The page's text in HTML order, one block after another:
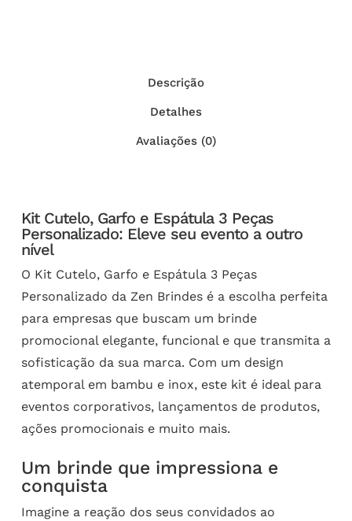
Descrição
Detalhes
Avaliações (0)
Kit Cutelo, Garfo e Espátula 3 Peças
Personalizado: Eleve seu evento a outro
nível
O Kit Cutelo, Garfo e Espátula 3 Peças
Personalizado da Zen Brindes é a escolha perfeita
para empresas que buscam um brinde
promocional elegante, funcional e que transmita a
sofisticação da sua marca. Com um design
atemporal em bambu e inox, este kit é ideal para
eventos corporativos, lançamentos de produtos,
ações promocionais e muito mais.
Um brinde que impressiona e
conquista
Imagine a reação dos seus convidados ao